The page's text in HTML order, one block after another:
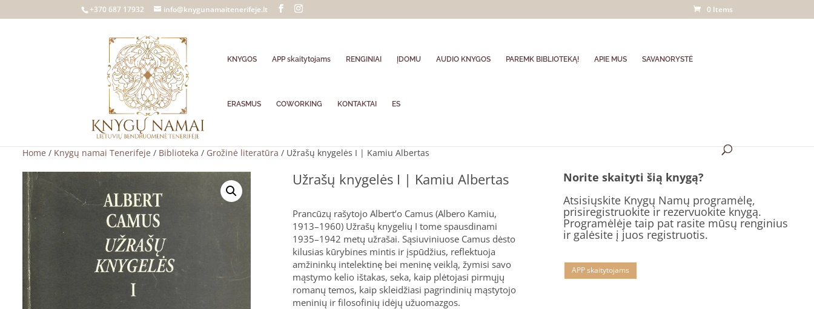
+370 687 17932 info@knygunamaitenerifeje.lt 0 Items
KNYGOS APP skaitytojams RENGINIAI ĮDOMU AUDIO KNYGOS PAREMK BIBLIOTEKĄ! APIE MUS SAVANORYSTĖ
ERASMUS COWORKING KONTAKTAI ES
Home / Knygų namai Tenerifeje / Biblioteka / Grožinė literatūra / Užrašų knygelės I | Kamiu Albertas
Užrašų knygelės I | Kamiu Albertas
Prancūzų rašytojo Albert’o Camus (Albero Kamiu,
1913–1960) Užrašų knygelių I tome spausdinami
1935–1942 metų užrašai. Sąsiuviniuose Camus dėsto
kilusias kūrybines mintis ir įspūdžius, reflektuoja
amžininkų intelektinę bei meninę veiklą, žymisi savo
mąstymo kelio ištakas, seka, kaip plėtojasi pirmųjų
romanų temos, kaip skleidžiasi pagrindinių mąstytojo
meninių ir filosofinių idėjų užuomazgos.
Norite skaityti šią knygą?
Atsisiųskite Knygų Namų programėlę,
prisiregistruokite ir rezervuokite knygą.
Programėlėje taip pat rasite mūsų renginius
ir galėsite į juos registruotis.
APP skaitytojams